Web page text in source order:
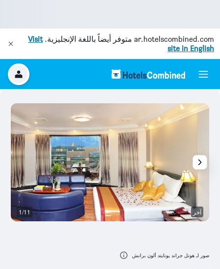
ar.hotelscombined.com متوفر أيضاً باللغة الإنجليزية.Visit
site in English
آخر 1/11
صور لـ هوتل جراند يونايتد ألون برانش